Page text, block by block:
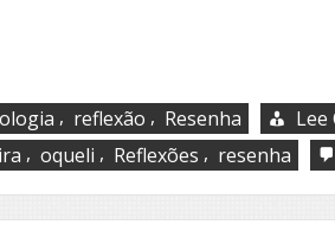
, reflexão , Resenha
Lee
, oqueli , Reflexões , resenha